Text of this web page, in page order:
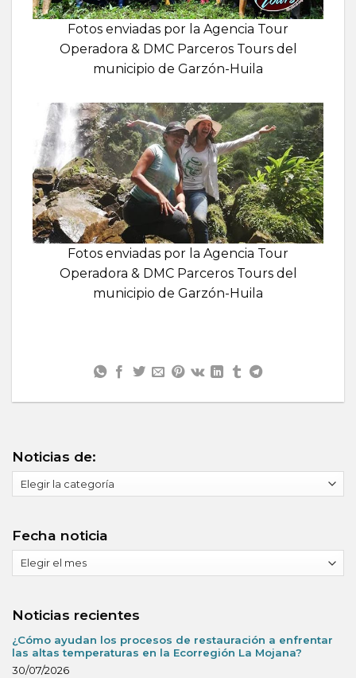
Fotos enviadas por la Agencia Tour
Operadora & DMC Parceros Tours del
municipio de Garzón-Huila
Fotos enviadas por la Agencia Tour
Operadora & DMC Parceros Tours del
municipio de Garzón-Huila
Noticias de:
de:
Fecha noticia
noticia
Noticias recientes
¿Cómo ayudan los procesos de restauración a enfrentar
las altas temperaturas en la Ecorregión La Mojana?
30/07/2026